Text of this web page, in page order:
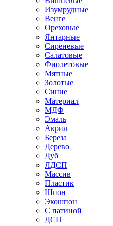
Изумрудные
Венге
Ореховые
Янтарные
Сиреневые
Салатовые
Фиолетовые
Мятные
Золотые
Синие
Материал
МДФ
Эмаль
Акрил
Береза
Дерево
Дуб
ЛДСП
Массив
Пластик
Шпон
Экошпон
С патиной
ДСП